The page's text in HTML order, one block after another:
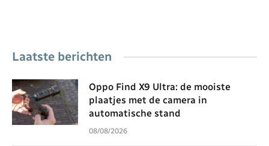
Laatste berichten
Oppo Find X9 Ultra: de mooiste
plaatjes met de camera in
automatische stand
08/08/2026